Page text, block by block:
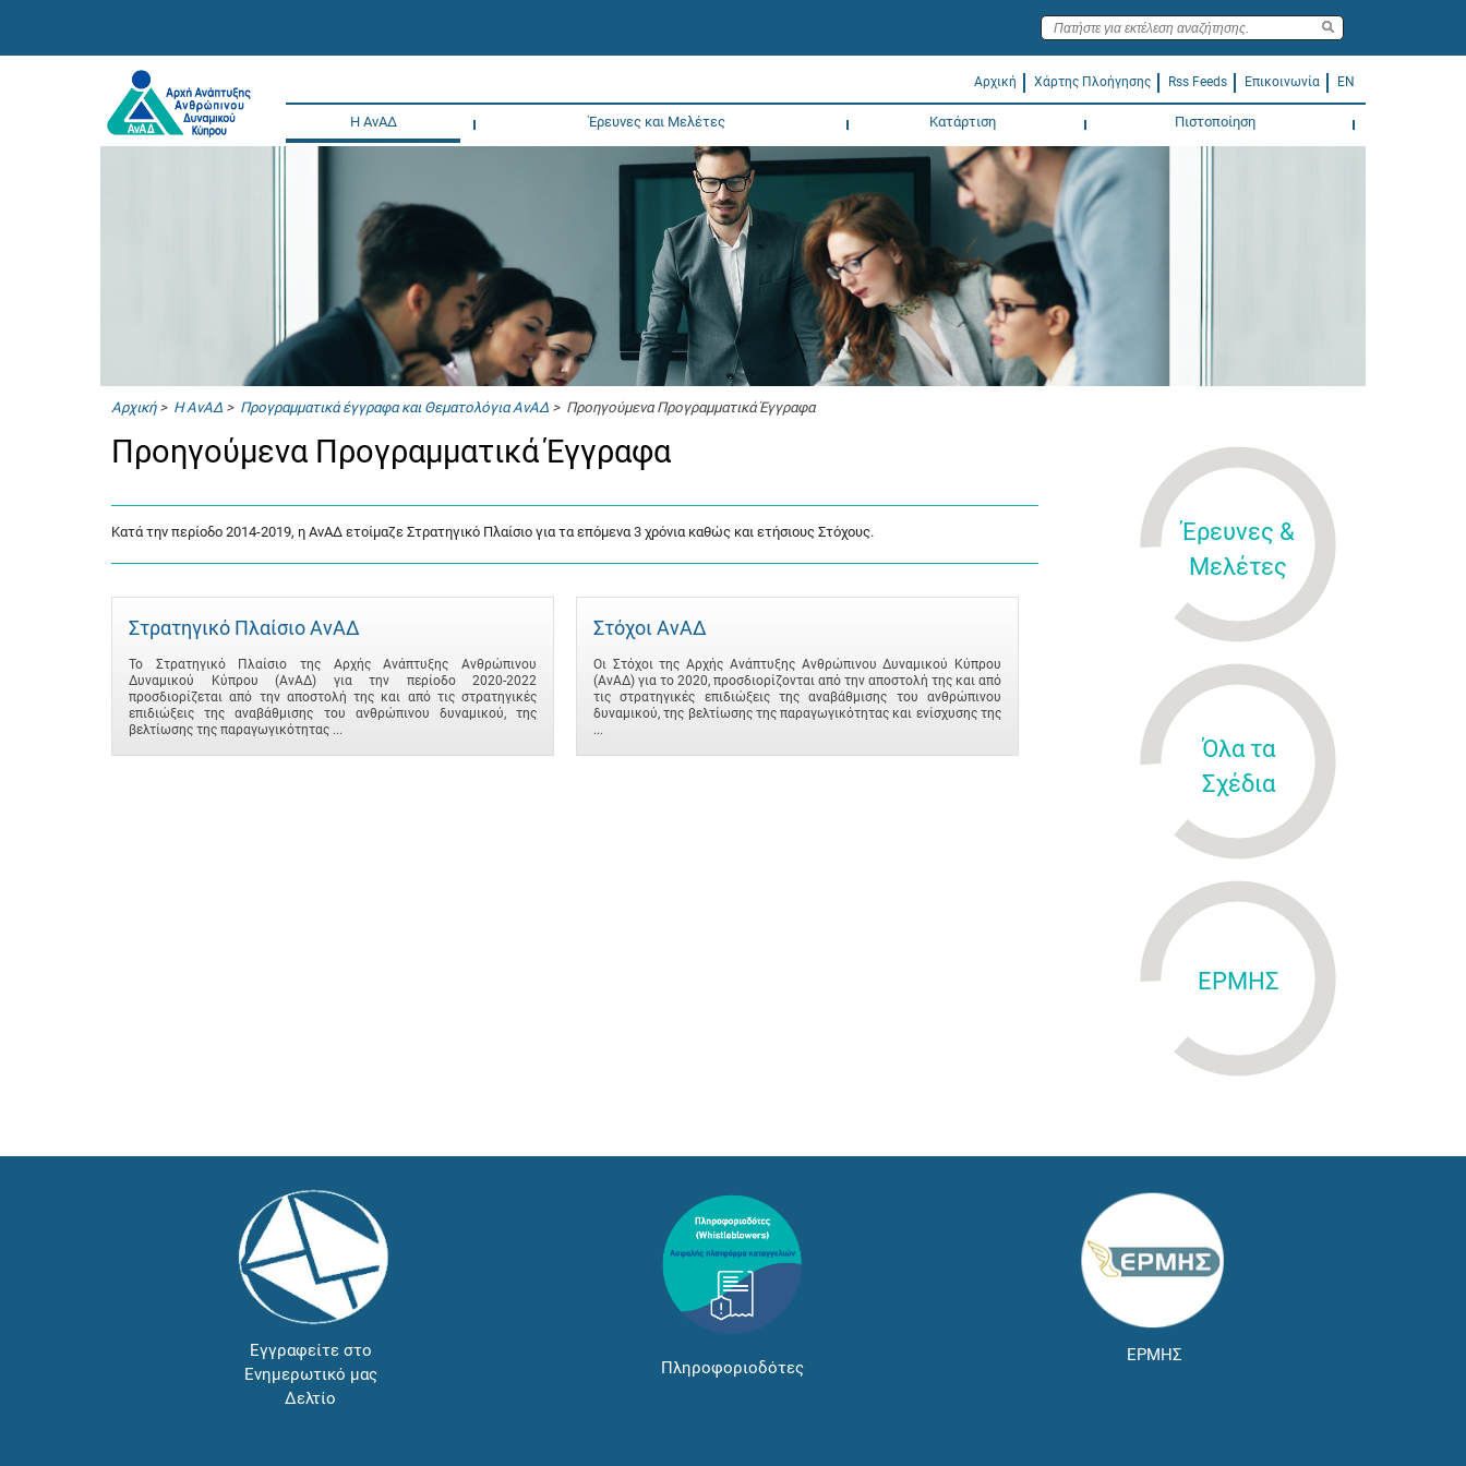
Αρχική Χάρτης Πλοήγησης Rss Feeds Επικοινωνία EN
Η ΑνΑΔ Έρευνες και Μελέτες Κατάρτιση Πιστοποίηση
Αρχική> Η ΑνΑΔ > Προγραμματικά έγγραφα και Θεματολόγια ΑνΑΔ > Προηγούμενα Προγραμματικά Έγγραφα
Προηγούμενα Προγραμματικά Έγγραφα
Κατά την περίοδο 2014-2019, η ΑνΑΔ ετοίμαζε Στρατηγικό Πλαίσιο για τα επόμενα 3 χρόνια καθώς και ετήσιους Στόχους.
Στρατηγικό Πλαίσιο ΑνΑΔ
Το Στρατηγικό Πλαίσιο της Αρχής Ανάπτυξης Ανθρώπινου
Δυναμικού Κύπρου (ΑνΑΔ) για την περίοδο 2020-2022
προσδιορίζεται από την αποστολή της και από τις στρατηγικές
επιδιώξεις της αναβάθμισης του ανθρώπινου δυναμικού, της
βελτίωσης της παραγωγικότητας ...
Στόχοι ΑνΑΔ
Οι Στόχοι της Αρχής Ανάπτυξης Ανθρώπινου Δυναμικού Κύπρου
(ΑνΑΔ) για το 2020, προσδιορίζονται από την αποστολή της και από
τις στρατηγικές επιδιώξεις της αναβάθμισης του ανθρώπινου
δυναμικού, της βελτίωσης της παραγωγικότητας και ενίσχυσης της
...
Έρευνες &
Μελέτες
Όλα τα
Σχέδια
ΕΡΜΗΣ
Εγγραφείτε στο
Ενημερωτικό μας
Δελτίο
Πληροφοριοδότες
ΕΡΜΗΣ